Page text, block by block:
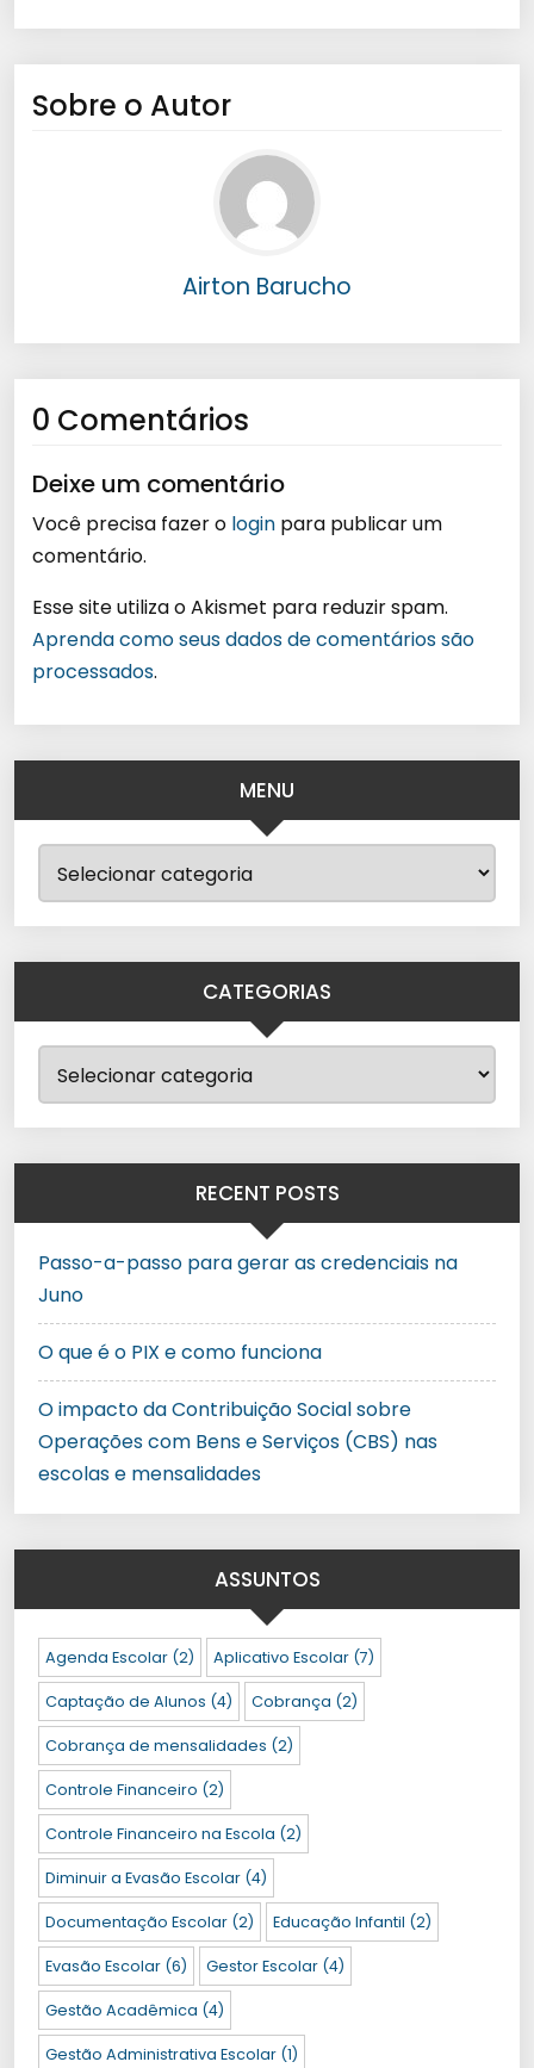
Sobre o Autor
Airton Barucho
0 Comentários
Deixe um comentário
Você precisa fazer o login para publicar um
comentário.
Esse site utiliza o Akismet para reduzir spam.
Aprenda como seus dados de comentários são
processados.
MENU
CATEGORIAS
RECENT POSTS
Passo-a-passo para gerar as credenciais na
Juno
O que é o PIX e como funciona
O impacto da Contribuição Social sobre
Operações com Bens e Serviços (CBS) nas
escolas e mensalidades
ASSUNTOS
Agenda Escolar (2) Aplicativo Escolar (7)
Captação de Alunos (4) Cobrança (2)
Cobrança de mensalidades (2)
Controle Financeiro (2)
Controle Financeiro na Escola (2)
Diminuir a Evasão Escolar (4)
Documentação Escolar (2) Educação Infantil (2)
Evasão Escolar (6) Gestor Escolar (4)
Gestão Acadêmica (4)
Gestão Administrativa Escolar (1)